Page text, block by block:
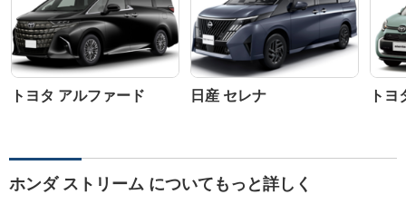
トヨタ アルファード 日産 セレナ ト
ホンダ ストリーム についてもっと詳しく